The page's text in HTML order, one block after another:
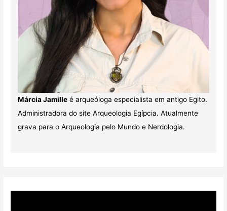
Márcia Jamilleé arqueóloga especialista em antigo Egito.
Administradora do site Arqueologia Egípcia. Atualmente
grava para o Arqueologia pelo Mundo e Nerdologia.